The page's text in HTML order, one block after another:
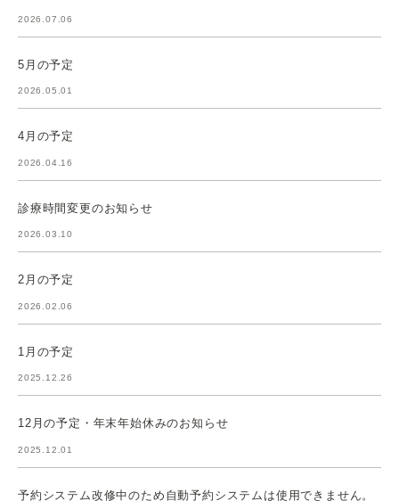
2026.07.06
5月の予定
2026.05.01
4月の予定
2026.04.16
診療時間変更のお知らせ
2026.03.10
2月の予定
2026.02.06
1月の予定
2025.12.26
12月の予定・年末年始休みのお知らせ
2025.12.01
予約システム改修中のため自動予約システムは使用できません。